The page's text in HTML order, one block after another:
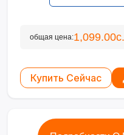
общая цена:1,099.00с.
Купить Сейчас